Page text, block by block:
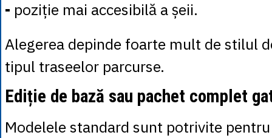
- poziție mai accesibilă a șeii.
Alegerea depinde foarte mult de stilul
tipul traseelor parcurse.
Ediție de bază sau pachet complet
Modelele standard sunt potrivite